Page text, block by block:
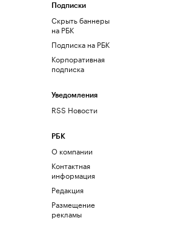
Подписки
Скрыть баннеры
на РБК
Подписка на РБК
Корпоративная
подписка
Уведомления
RSS Новости
РБК
О компании
Контактная
информация
Редакция
Размещение
рекламы